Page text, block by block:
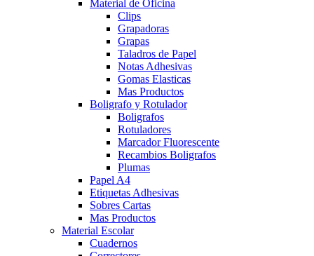
Material de Oficina
Clips
Grapadoras
Grapas
Taladros de Papel
Notas Adhesivas
Gomas Elasticas
Mas Productos
Boligrafo y Rotulador
Boligrafos
Rotuladores
Marcador Fluorescente
Recambios Boligrafos
Plumas
Papel A4
Etiquetas Adhesivas
Sobres Cartas
Mas Productos
Material Escolar
Cuadernos